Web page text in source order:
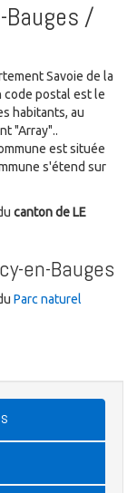
Bauges /
Savoie de la
code postal est le
habitants, au
"Array"..
est située
s'étend sur
canton de LE
en-Bauges
Parc naturel